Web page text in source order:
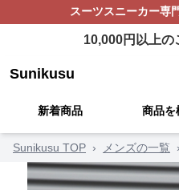
スーツスニーカー専
10,000円以上の
Sunikusu
新着商品 商品を
Sunikusu TOP › メンズの一覧 ›